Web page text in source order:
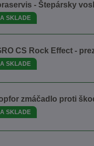
- Štepársky
SKLADE
CS Rock Effect -
SKLADE
zmáčadlo proti
SKLADE